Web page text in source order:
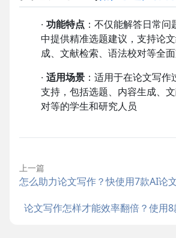
· 功能特点 ：不仅能解答日常
中提供精准选题建议，支持论
成、文献检索、语法校对等全面
· 适用场景 ：适用于在论文写
支持，包括选题、内容生成、
对等的学生和研究人员
上一篇
怎么助力论文写作？快使用7款AI论
论文写作怎样才能效率翻倍？使用